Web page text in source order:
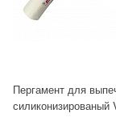
Пергамент для
силиконизированый